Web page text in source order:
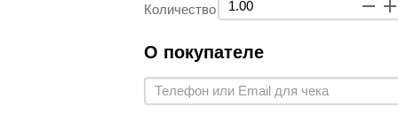
Количество
О покупателе